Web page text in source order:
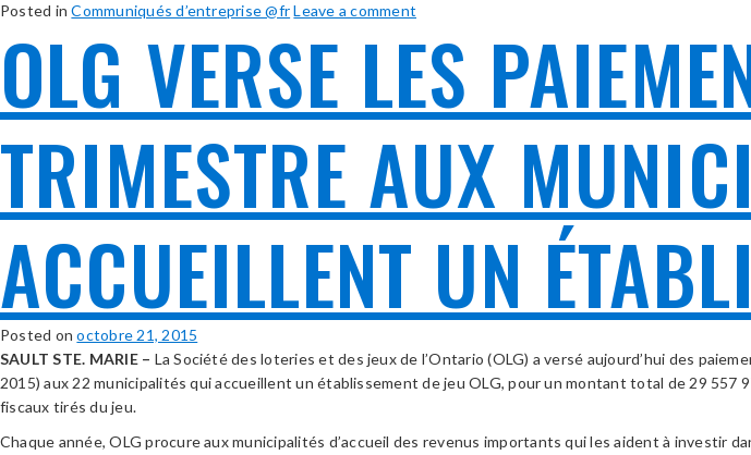
Posted inCommuniqués d’entreprise @frLeave a comment
OLG VERSE LES
TRIMESTRE AUX
ACCUEILLENT UN
Posted onoctobre 21, 2015
SAULT STE. MARIE – La Société des loteries et des jeux de l’Ontario (OLG) a versé aujourd’hui des
2015) aux 22 municipalités qui accueillent un établissement de jeu OLG, pour un montant total de 29 557
fiscaux tirés du jeu.
Chaque année, OLG procure aux municipalités d’accueil des revenus importants qui les aident à